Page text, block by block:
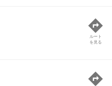
ルート
を見る